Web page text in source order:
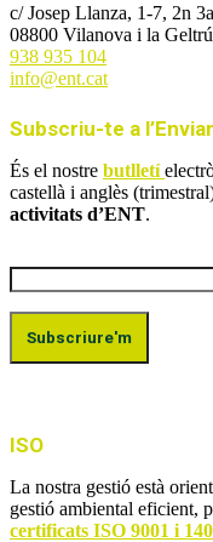
c/ Josep Llanza, 1-7, 2n 3a
08800 Vilanova i la Geltrú
938 935 104
info@ent.cat
Subscriu-te a
És el nostre butlletí
castellà i anglès
activitats d’ENT.
ISO
La nostra gestió està
gestió ambiental eficient,
certificats ISO 9001 i